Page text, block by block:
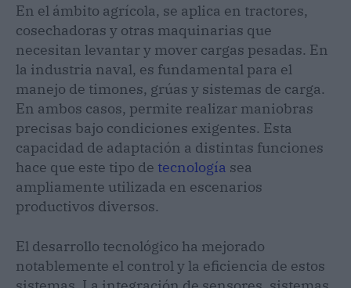
En el ámbito agrícola, se aplica en tractores,
cosechadoras y otras maquinarias que
necesitan levantar y mover cargas pesadas. En
la industria naval, es fundamental para el
manejo de timones, grúas y sistemas de carga.
En ambos casos, permite realizar maniobras
precisas bajo condiciones exigentes. Esta
capacidad de adaptación a distintas funciones
hace que este tipo de tecnología sea
ampliamente utilizada en escenarios
productivos diversos.
El desarrollo tecnológico ha mejorado
notablemente el control y la eficiencia de estos